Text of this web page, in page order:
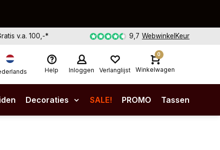
v.a. 100,-* 9,7 WebwinkelKeur
Help Inloggen Verlanglijst
0
Winkelwagen
Decoraties SALE! PROMO Tassen